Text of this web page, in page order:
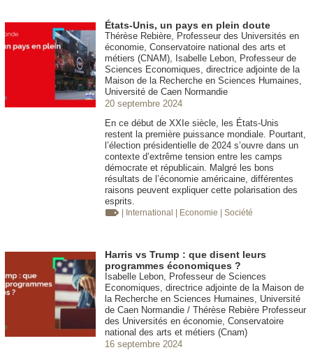
États-Unis, un pays en plein doute
Thérèse Rebière, Professeur des Universités en
économie, Conservatoire national des arts et
métiers (CNAM), Isabelle Lebon, Professeur de
Sciences Economiques, directrice adjointe de la
Maison de la Recherche en Sciences Humaines,
Université de Caen Normandie
20 septembre 2024
En ce début de XXIe siècle, les États-Unis
restent la première puissance mondiale. Pourtant,
l’élection présidentielle de 2024 s’ouvre dans un
contexte d’extrême tension entre les camps
démocrate et républicain. Malgré les bons
résultats de l’économie américaine, différentes
raisons peuvent expliquer cette polarisation des
esprits.
| International | Economie | Société
Harris vs Trump : que disent leurs
programmes économiques ?
Isabelle Lebon, Professeur de Sciences
Economiques, directrice adjointe de la Maison de
la Recherche en Sciences Humaines, Université
de Caen Normandie / Thérèse Rebière Professeur
des Universités en économie, Conservatoire
national des arts et métiers (Cnam)
16 septembre 2024